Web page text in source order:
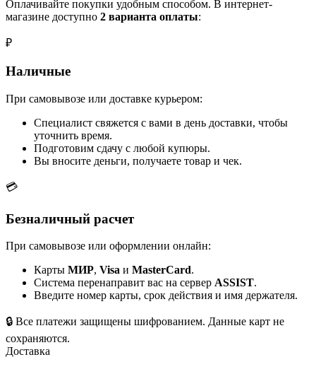
Оплачивайте покупки удобным способом. В интернет-
магазине доступно 2 варианта оплаты:
₽
Наличные
При самовывозе или доставке курьером:
Специалист свяжется с вами в день доставки, чтобы
уточнить время.
Подготовим сдачу с любой купюры.
Вы вносите деньги, получаете товар и чек.
💳
Безналичный расчет
При самовывозе или оформлении онлайн:
Карты МИР, Visa и MasterCard.
Система перенаправит вас на сервер ASSIST.
Введите номер карты, срок действия и имя держателя.
🔒 Все платежи защищены шифрованием. Данные карт не
сохраняются.
Доставка